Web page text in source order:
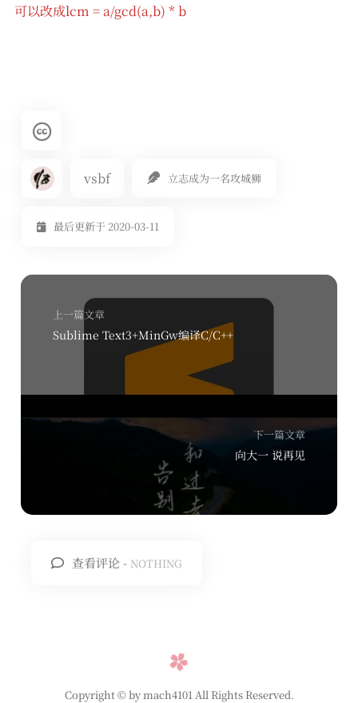
可以改成lcm = a/gcd(a,b) * b
vsbf 立志成为一名攻城狮
最后更新于 2020-03-11
上一篇文章
Sublime Text3+MinGw编译C/C++
下一篇文章
向大一 说再见
查看评论 - NOTHING
Copyright © by mach4101 All Rights Reserved.